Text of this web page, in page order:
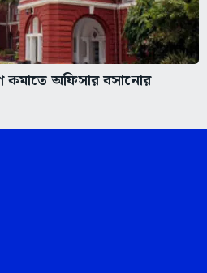
কমাতে অফিসার বসানোর